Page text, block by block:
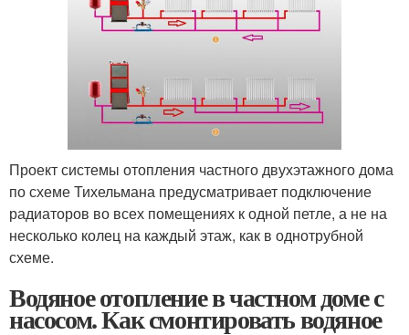
Проект системы отопления частного двухэтажного дома
по схеме Тихельмана предусматривает подключение
радиаторов во всех помещениях к одной петле, а не на
несколько колец на каждый этаж, как в однотрубной
схеме.
Водяное отопление в частном доме с
насосом. Как смонтировать водяное